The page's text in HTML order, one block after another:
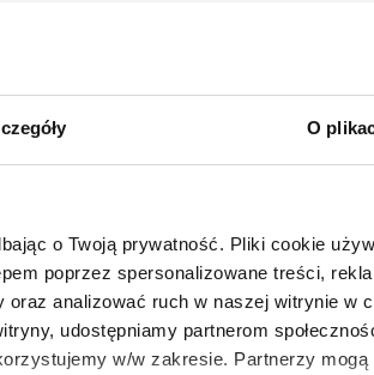
O
o Twoją prywatność. Pliki cookie
poprzez spersonalizowane treści,
analizować ruch w naszej witrynie w
udostępniamy partnerom
w/w zakresie. Partnerzy mogą